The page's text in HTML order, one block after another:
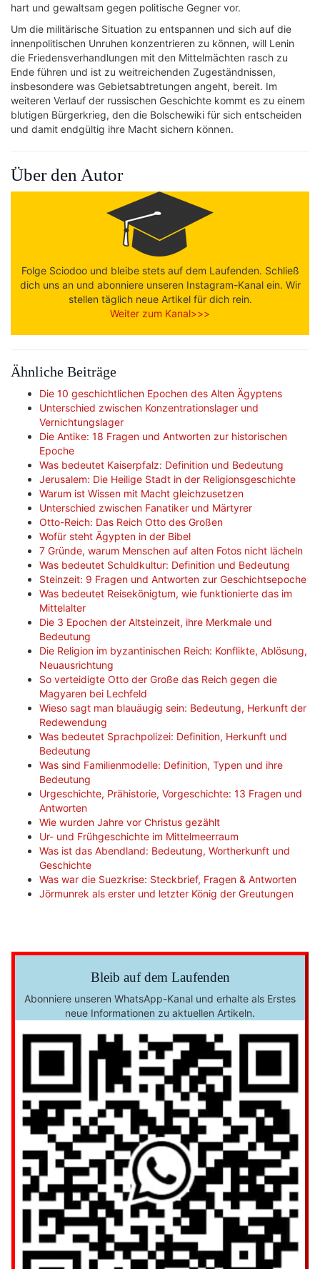
hart und gewaltsam gegen politische Gegner vor.
Um die militärische Situation zu entspannen und sich auf die
innenpolitischen Unruhen konzentrieren zu können, will Lenin
die Friedensverhandlungen mit den Mittelmächten rasch zu
Ende führen und ist zu weitreichenden Zugeständnissen,
insbesondere was Gebietsabtretungen angeht, bereit. Im
weiteren Verlauf der russischen Geschichte kommt es zu einem
blutigen Bürgerkrieg, den die Bolschewiki für sich entscheiden
und damit endgültig ihre Macht sichern können.
Über den Autor
Folge Sciodoo und bleibe stets auf dem Laufenden. Schließ
dich uns an und abonniere unseren Instagram-Kanal ein. Wir
stellen täglich neue Artikel für dich rein.
Weiter zum Kanal>>>
Ähnliche Beiträge
Die 10 geschichtlichen Epochen des Alten Ägyptens
Unterschied zwischen Konzentrationslager und
Vernichtungslager
Die Antike: 18 Fragen und Antworten zur historischen
Epoche
Was bedeutet Kaiserpfalz: Definition und Bedeutung
Jerusalem: Die Heilige Stadt in der Religionsgeschichte
Warum ist Wissen mit Macht gleichzusetzen
Unterschied zwischen Fanatiker und Märtyrer
Otto-Reich: Das Reich Otto des Großen
Wofür steht Ägypten in der Bibel
7 Gründe, warum Menschen auf alten Fotos nicht lächeln
Was bedeutet Schuldkultur: Definition und Bedeutung
Steinzeit: 9 Fragen und Antworten zur Geschichtsepoche
Was bedeutet Reisekönigtum, wie funktionierte das im
Mittelalter
Die 3 Epochen der Altsteinzeit, ihre Merkmale und
Bedeutung
Die Religion im byzantinischen Reich: Konflikte, Ablösung,
Neuausrichtung
So verteidigte Otto der Große das Reich gegen die
Magyaren bei Lechfeld
Wieso sagt man blauäugig sein: Bedeutung, Herkunft der
Redewendung
Was bedeutet Sprachpolizei: Definition, Herkunft und
Bedeutung
Was sind Familienmodelle: Definition, Typen und ihre
Bedeutung
Urgeschichte, Prähistorie, Vorgeschichte: 13 Fragen und
Antworten
Wie wurden Jahre vor Christus gezählt
Ur- und Frühgeschichte im Mittelmeerraum
Was ist das Abendland: Bedeutung, Wortherkunft und
Geschichte
Was war die Suezkrise: Steckbrief, Fragen & Antworten
Jörmunrek als erster und letzter König der Greutungen
Bleib auf dem Laufenden
Abonniere unseren WhatsApp-Kanal und erhalte als Erstes
neue Informationen zu aktuellen Artikeln.